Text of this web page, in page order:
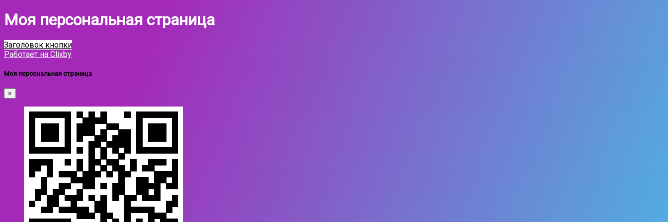
Моя персональная страница
Заголовок кнопки
Работает на Clixby
Моя персональная страница
×